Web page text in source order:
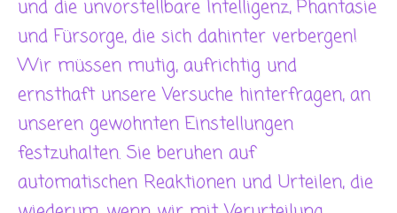
und die unvorstellbare Intelligenz, Phantasie
und Fürsorge, die sich dahinter verbergen!
Wir müssen mutig, aufrichtig und
ernsthaft unsere Versuche hinterfragen, an
unseren gewohnten Einstellungen
festzuhalten. Sie beruhen auf
automatischen Reaktionen und Urteilen, die